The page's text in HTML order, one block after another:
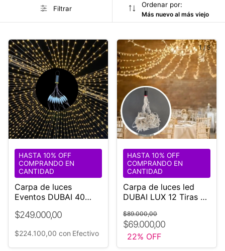
Filtrar Ordenar por:
Más nuevo al más viejo
1/ 3
Carpa de luces
Eventos DUBAI 40
$249.000,00
HASTA 10% OFF
COMPRANDO EN
CANTIDAD
$224.100,00 con Efectivo
1/5
Carpa de luces led
DUBAI LUX 12 Tiras de
$69.000,00
$89.000,00
22% OFF
HASTA 10% OFF
COMPRANDO EN
CANTIDAD